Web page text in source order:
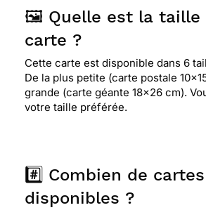
🖼️ Quelle est la taille
carte ?
Cette carte est disponible dans 6
De la plus petite (carte postale
grande (carte géante 18x26 cm).
votre taille préférée.
#️⃣ Combien de
disponibles ?